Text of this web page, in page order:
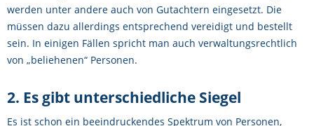
werden unter andere auch von Gutachtern eingesetzt. Die
müssen dazu allerdings entsprechend vereidigt und bestellt
sein. In einigen Fällen spricht man auch verwaltungsrechtlich
von „beliehenen“ Personen.
2. Es gibt unterschiedliche Siegel
Es ist schon ein beeindruckendes Spektrum von Personen,